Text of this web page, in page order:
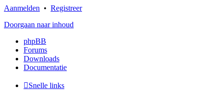
Aanmelden • Registreer
Doorgaan naar inhoud
phpBB
Forums
Downloads
Documentatie
Snelle links